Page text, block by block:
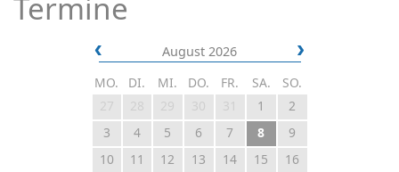
August 2026
MO.
DI. MI. DO. FR. SA.
SO.
27
29 30 31 1
2
3
4 5 6 7 8
9
10
11 12 13 14 15
16